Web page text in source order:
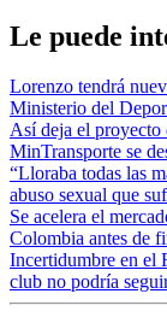
Le puede
Lorenzo tendrá
Ministerio del
Así deja el proyecto
MinTransporte se
“Lloraba todas las
abuso sexual que
Se acelera el
Colombia antes de
Incertidumbre en el
club no podría